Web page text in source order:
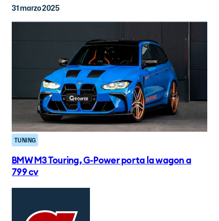
31 marzo 2025
TUNING
BMW M3 Touring, G-Power porta la wagon a
799 cv